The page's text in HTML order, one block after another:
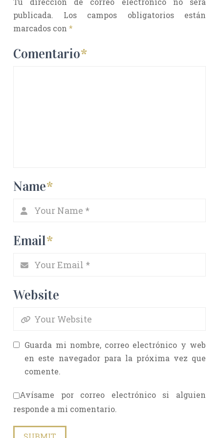
publicada.
Los campos obligatorios están
marcados con *
Comentario*
Name*
Email*
Website
Guarda mi nombre, correo electrónico y web
en este navegador para la próxima vez que
comente.
Avísame por correo electrónico si alguien
responde a mi comentario.